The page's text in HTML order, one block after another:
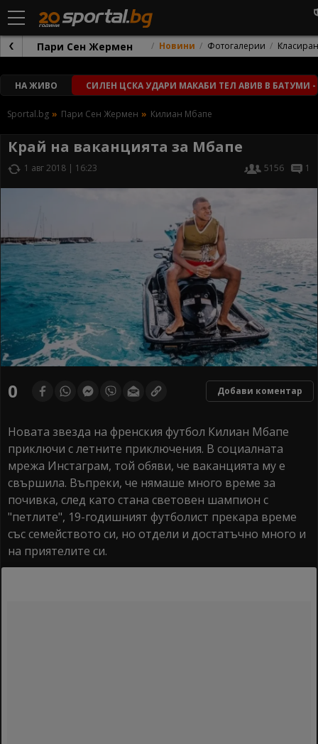
Пари Сен Жермен Новини Фотогалерии
НА ЖИВО СИЛЕН ЦСКА УДАРИ МАКАБИ ТЕЛ АВИВ В БАТУМИ
Sportal.bg Пари Сен Жермен Килиан Мбапе
Край на ваканцията за Мбапе
1 авг 2018 | 16:23 5156 1
0 Добави коментар
Новата звезда на френския футбол Килиан Мбапе
приключи с летните приключения. В социалната
мрежа Инстаграм, той обяви, че ваканцията му е
свършила. Въпреки, че нямаше много време за
почивка, след като стана световен шампион с
"петлите", 19-годишният футболист прекара време
със семейството си, но отдели и достатъчно много и
на приятелите си.